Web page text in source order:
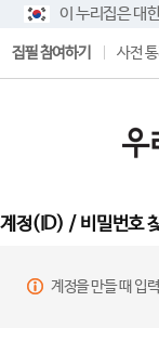
이 누리집은 대
집필 참여하기 사전 통
계정(ID) / 비밀번호
계정을 만들 때 입